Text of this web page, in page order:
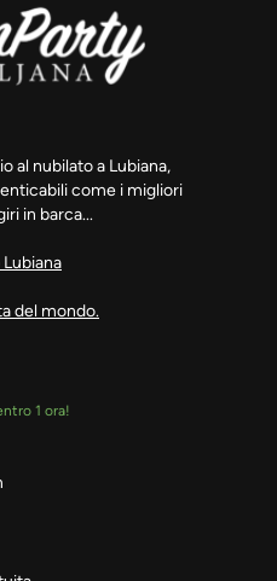
al nubilato a Lubiana,
come i migliori
in barca...
del mondo.
1 ora!